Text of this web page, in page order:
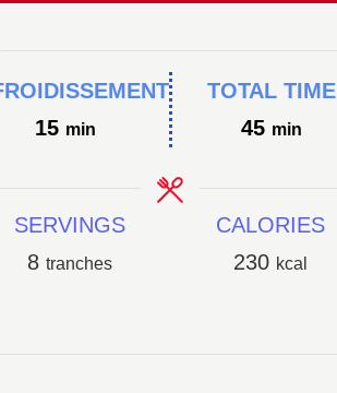
15minutes
min
TOTAL TIME
45minutes
min
SERVINGS
8 tranches
CALORIES
230 kcal